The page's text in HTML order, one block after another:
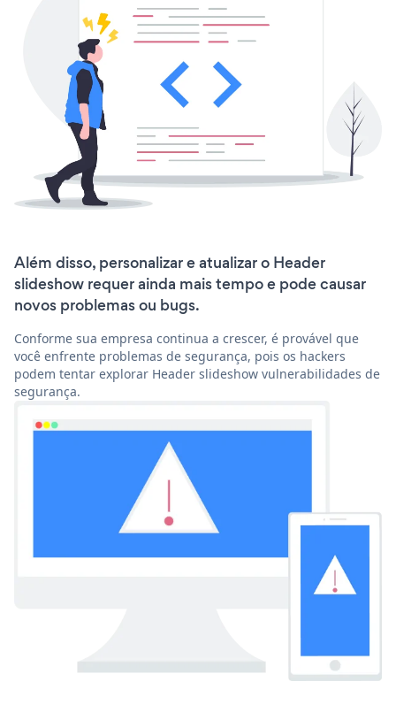
Além disso, personalizar e atualizar o Header
slideshow requer ainda mais tempo e pode causar
novos problemas ou bugs.
Conforme sua empresa continua a crescer, é provável que
você enfrente problemas de segurança, pois os hackers
podem tentar explorar Header slideshow vulnerabilidades de
segurança.